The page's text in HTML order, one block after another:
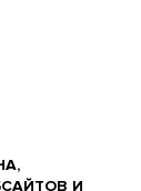
И